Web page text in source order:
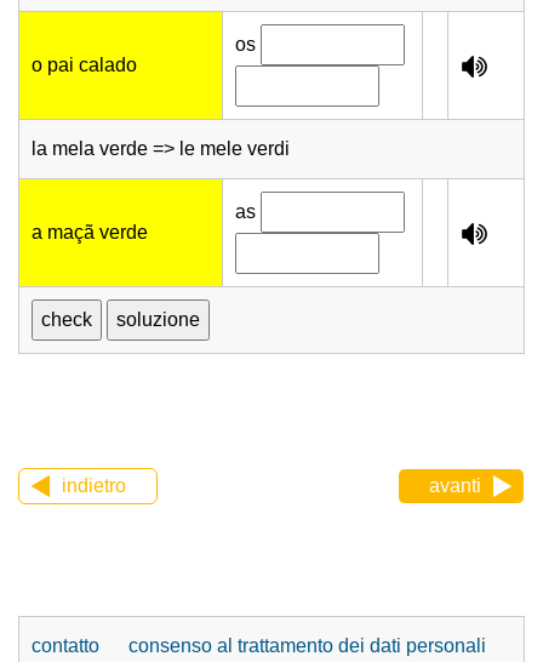
o pai calado
os
la mela verde => le mele verdi
a maçã verde
as
indietro avanti
contatto
consenso al trattamento dei dati personali